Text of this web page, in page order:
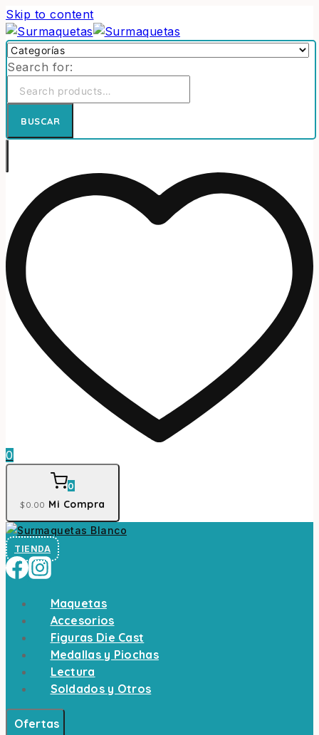
Skip to content
Search for:
BUSCAR
0
0
$0 .00 Mi Compra
TIENDA
Maquetas
Accesorios
Figuras Die Cast
Medallas y Piochas
Lectura
Soldados y Otros
Ofertas